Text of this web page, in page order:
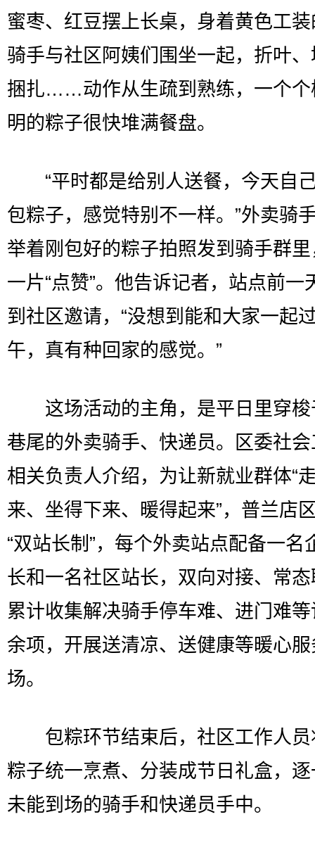
蜜枣、红豆摆上长桌，身着黄色工
骑手与社区阿姨们围坐一起，折叶
捆扎……动作从生疏到熟练，一个个
明的粽子很快堆满餐盘。
“平时都是给别人送餐，今天自
包粽子，感觉特别不一样。”外卖骑
举着刚包好的粽子拍照发到骑手群
一片“点赞”。他告诉记者，站点前一
到社区邀请，“没想到能和大家一起
午，真有种回家的感觉。”
这场活动的主角，是平日里穿梭
巷尾的外卖骑手、快递员。区委社
相关负责人介绍，为让新就业群体“
来、坐得下来、暖得起来”，普兰店
“双站长制”，每个外卖站点配备一名
长和一名社区站长，双向对接、常
累计收集解决骑手停车难、进门难
余项，开展送清凉、送健康等暖心
场。
包粽环节结束后，社区工作人员
粽子统一烹煮、分装成节日礼盒，
未能到场的骑手和快递员手中。